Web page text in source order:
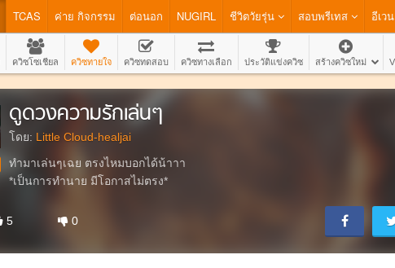
TCAS ค่าย กิจกรรม ต่อนอก NUGIRL ชีวิตวัยรุ่น สอบพรีเทส อีเว
ควิซโซเชียล ควิซทายใจ ควิซทดสอบ ควิซทางเลือก ประวัติแข่งควิซ สร้างควิซใหม่
ดูดวงความรักเล่นๆ
โดย: Little Cloud-healjai
ทำมาเล่นๆเฉย ตรงไหมบอกได้น้าาา
*เป็นการทำนาย มีโอกาสไม่ตรง*
5 0